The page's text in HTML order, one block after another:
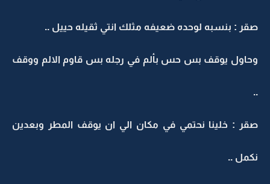
صقر : بنسبه لوحده ضعيفه مثلك انتي ثقيله حييل ..
وحاول يوقف بس حس بألم في رجله بس قاوم الالم ووقف
..
صقر : خلينا نحتمي في مكان الي ان يوقف المطر وبعدين
نكمل ..